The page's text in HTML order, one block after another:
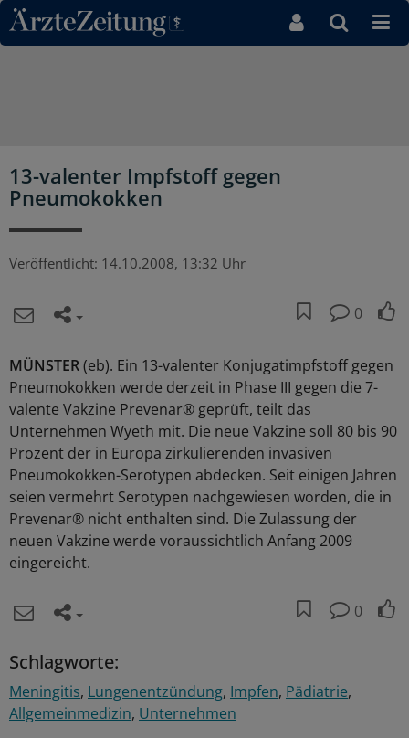
Direkt zum Inhaltsbereich
13-valenter Impfstoff gegen
Pneumokokken
Veröffentlicht: 14.10.2008, 13:32 Uhr
0
MÜNSTER(eb). Ein 13-valenter Konjugatimpfstoff gegen
Pneumokokken werde derzeit in Phase III gegen die 7-
valente Vakzine Prevenar® geprüft, teilt das
Unternehmen Wyeth mit. Die neue Vakzine soll 80 bis 90
Prozent der in Europa zirkulierenden invasiven
Pneumokokken-Serotypen abdecken. Seit einigen Jahren
seien vermehrt Serotypen nachgewiesen worden, die in
Prevenar® nicht enthalten sind. Die Zulassung der
neuen Vakzine werde voraussichtlich Anfang 2009
eingereicht.
0
Schlagworte:
Meningitis Lungenentzündung Impfen Pädiatrie
Allgemeinmedizin Unternehmen